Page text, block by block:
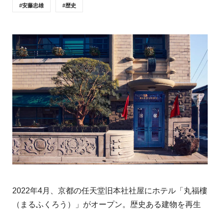
安藤忠雄 歴史
2022年4月、京都の任天堂旧本社社屋にホテル「丸福樓
（まるふくろう）」がオープン。歴史ある建物を再生